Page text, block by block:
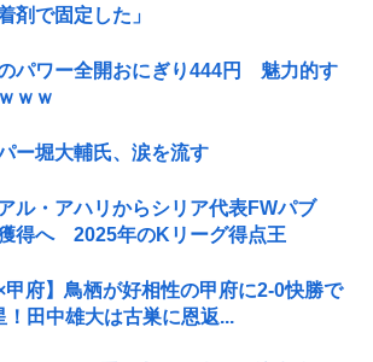
剤で固定した」
のパワー全開おにぎり444円 魅力的す
ｗｗ
ー堀大輔氏、涙を流す
ル・アハリからシリア代表FWパブ
得へ 2025年のKリーグ得点王
甲府】鳥栖が好相性の甲府に2-0快勝で
！田中雄大は古巣に恩返...